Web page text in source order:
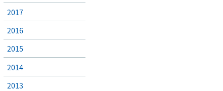
2017
2016
2015
2014
2013